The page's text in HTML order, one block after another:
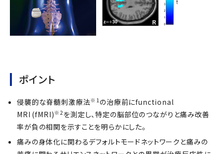
ポイント
侵襲的な脊髄刺激療法※1 の治療前にfunctional
MRI (fMRI)※2 を測定し、特定の脳部位のつながりと痛み改善
率が負の相関を示すことを明らかにした。
痛みの身体化に関わるデフォルトモードネットワークと痛みの